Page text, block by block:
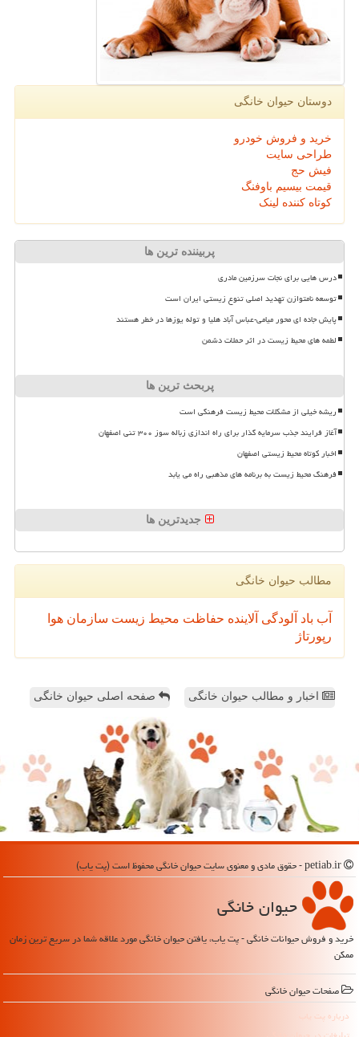
دوستان حیوان خانگی
خرید و فروش خودرو
طراحی سایت
فیش حج
قیمت بیسیم باوفنگ
کوتاه کننده لینک
پربیننده ترین ها
درس هایی برای نجات سرزمین مادری
توسعه نامتوازن تهدید اصلی تنوع زیستی ایران است
پایش جاده ای محور میامی-عباس آباد هلیا و توله یوزها در خطر هستند
لطمه های محیط زیست در اثر حملات دشمن
پربحث ترین ها
ریشه خیلی از مشکلات محیط زیست فرهنگی است
آغاز فرایند جذب سرمایه گذار برای راه اندازی زباله سوز ۳۰۰ تنی اصفهان
اخبار کوتاه محیط زیستی اصفهان
فرهنگ محیط زیست به برنامه های مذهبی راه می یابد
جدیدترین ها
مطالب حیوان خانگی
آب باد آلودگی آلاینده حفاظت محیط زیست سازمان هوا
رپورتاژ
اخبار و مطالب حیوان خانگی صفحه اصلی حیوان خانگی
حیوان خانگی
خرید و فروش حیوانات خانگی - پت یاب، یافتن حیوان خانگی مورد علاقه شما در سریع ترین زمان
ممکن
صفحات حیوان خانگی
درباره پت یاب